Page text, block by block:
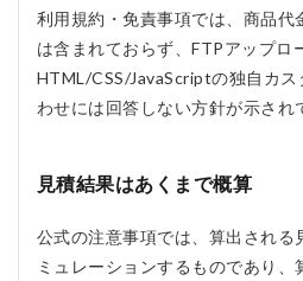
成AI
でも
使え
ます
か？
サー
がな
くて
も利
利用規約・免責事項では、商品代
は含まれておらず、FTPアップロ
HTML/CSS/JavaScriptの独自カス
わせには回答しない方針が示され
見積結果はあくまで概算
公式の注意事項では、算出される
ミュレーションするものであり、